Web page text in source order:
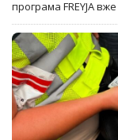
програма FREYJA